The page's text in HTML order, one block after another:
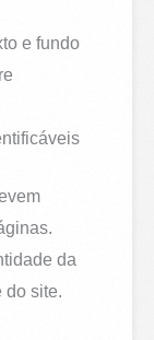
e fundo
da
do site.